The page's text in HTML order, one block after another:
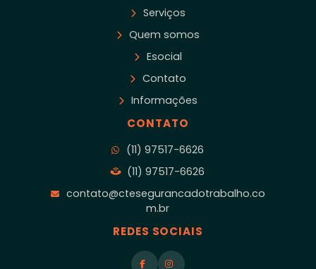
Serviços
Quem somos
Esocial
Contato
Informações
CONTATO
(11) 97517-6626
(11) 97517-6626
contato@ctesegurancadotrabalho.co
m.br
REDES SOCIAIS